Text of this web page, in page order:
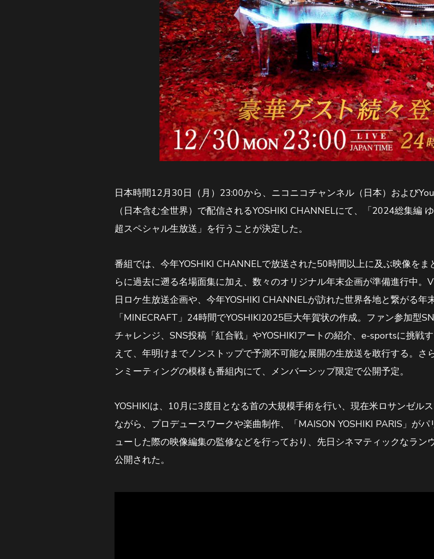
日本時間12月30日（月）23:00から、ニコニコチャンネル（日本）および
（日本含む全世界）で配信されるYOSHIKI CHANNELにて、「2024総集編
超スペシャル生放送」を行うことが決定した。
番組では、今年YOSHIKI CHANNELで放送された50時間以上に及ぶ映像を
らに過去に遡る名場面集に加え、数々のオリジナル年末企画が準備進行中。
日ロケ生放送企画や、今年YOSHIKI CHANNELが訪れた世界各地と繋がる年
「MINECRAFT」24時間でYOSHIKI2025巨大年賀状の作成。ファン参加型
チャレンジ、SNS投稿「紅合戦」やYOSHIKIアートの紹介、e-sportsに挑戦
えて、年明けまでノンストップで予測不可能な展開の生放送を敢行する。さ
ンミーティングの模様も番組内にて、メンバーシップ限定で公開予定。
YOSHIKIは、10月に3度目となる首の大規模手術を行い、現在米ロサンゼル
ながら、プロデュースワークや楽曲制作、「MAISON YOSHIKI PARIS」が
ューした際の映像編集の監修などを行っており、先日シネマティックなラン
公開された。